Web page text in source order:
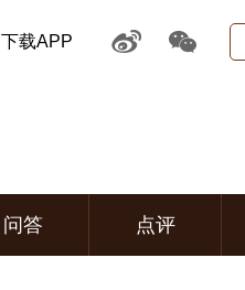
下载APP
问答 点评